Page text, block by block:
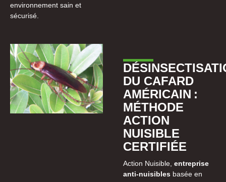
environnement sain et
sécurisé.
DU CAFARD
AMÉRICAIN :
MÉTHODE
ACTION
NUISIBLE
CERTIFIÉE
Action Nuisible, entreprise
anti-nuisibles basée en